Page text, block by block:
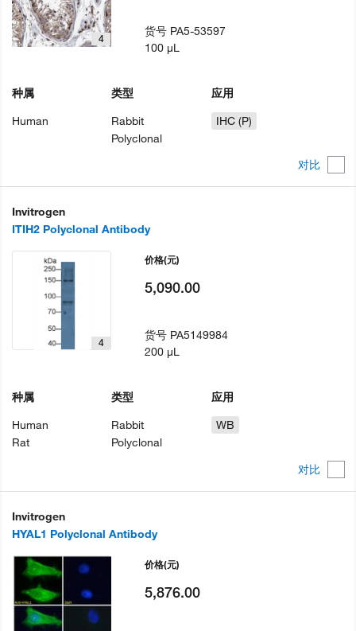
对比
4
种属
Human
类型
Rabbit
Polyclonal
应用
IHC (P)
货号 PA5-53597
100 µL
Invitrogen
ITIH2 Polyclonal Antibody
对比
4
种属
Human
Rat
类型
Rabbit
Polyclonal
应用
WB
价格(元)
5,090.00
货号 PA5149984
200 µL
Invitrogen
HYAL1 Polyclonal Antibody
价格(元)
5,876.00